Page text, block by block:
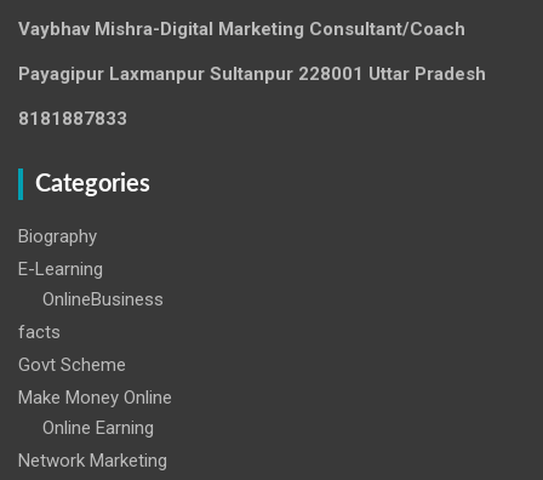
Vaybhav Mishra-Digital Marketing Consultant/Coach
Payagipur Laxmanpur Sultanpur 228001 Uttar Pradesh
8181887833
Categories
Biography
E-Learning
OnlineBusiness
facts
Govt Scheme
Make Money Online
Online Earning
Network Marketing